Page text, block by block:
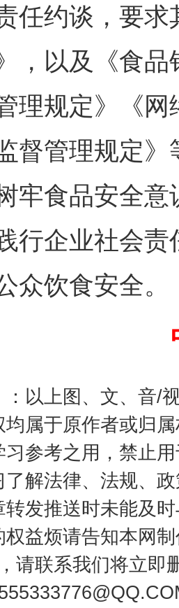
任约谈，要
，以及《食
理规定》《
督管理规定
牢食品安全
行企业社会
众饮食安全。
：以上图、文、音/
属于原作者或归
习参考之用，禁止
解法律、法规、
发推送时未能及
益烦请告知本网
请联系我们将立即
症？
！ 谢